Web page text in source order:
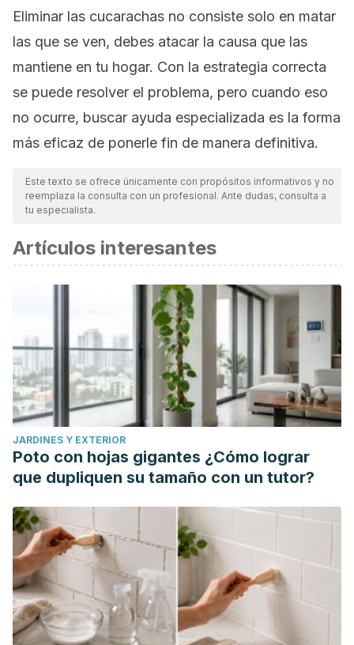
Eliminar las cucarachas no consiste solo en matar
las que se ven, debes atacar la causa que las
mantiene en tu hogar. Con la estrategia correcta
se puede resolver el problema, pero cuando eso
no ocurre, buscar ayuda especializada es la forma
más eficaz de ponerle fin de manera definitiva.
Este texto se ofrece únicamente con propósitos informativos y no
reemplaza la consulta con un profesional. Ante dudas, consulta a
tu especialista.
Artículos interesantes
JARDINES Y EXTERIOR
Poto con hojas gigantes ¿Cómo lograr
que dupliquen su tamaño con un tutor?